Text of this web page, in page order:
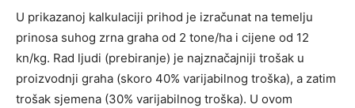
U prikazanoj kalkulaciji prihod je izračunat na temelju
prinosa suhog zrna graha od 2 tone/ha i cijene od 12
kn/kg. Rad ljudi (prebiranje) je najznačajniji trošak u
proizvodnji graha (skoro 40% varijabilnog troška), a zatim
trošak sjemena (30% varijabilnog troška). U ovom